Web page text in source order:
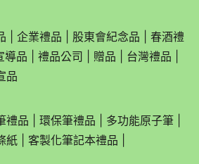
企業禮品 股東會紀念品
春酒禮
導品 禮品公司 贈品 台灣禮品
品
禮品 環保筆禮品 多功能原子筆
紙 客製化筆記本禮品